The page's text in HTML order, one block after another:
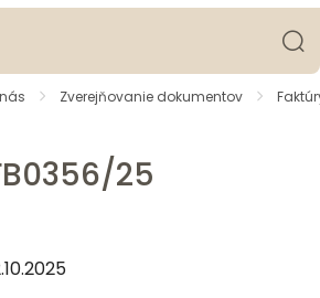
Zverejňovanie dokumentov
25